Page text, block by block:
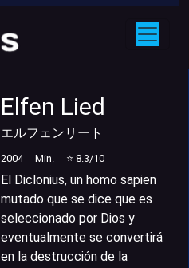
Elfen Lied
エルフェンリート
2004 Min. ⭐ 8.3/10
El Diclonius, un homo sapien
mutado que se dice que es
seleccionado por Dios y
eventualmente se convertirá
en la destrucción de la